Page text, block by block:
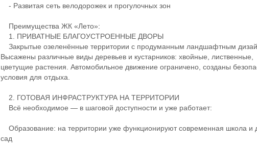
- Развитая сеть велодорожек и прогулочных зон
Преимущества ЖК «Лето»:
1. ПРИВАТНЫЕ БЛАГОУСТРОЕННЫЕ ДВОРЫ
Закрытые озеленённые территории с продуманным ландшафтным
Высажены различные виды деревьев и кустарников: хвойные, лиственные,
цветущие растения. Автомобильное движение ограничено, созданы
условия для отдыха.
2. ГОТОВАЯ ИНФРАСТРУКТУРА НА ТЕРРИТОРИИ
Всё необходимое — в шаговой доступности и уже работает:
Образование: на территории уже функционируют современная школа и
сад